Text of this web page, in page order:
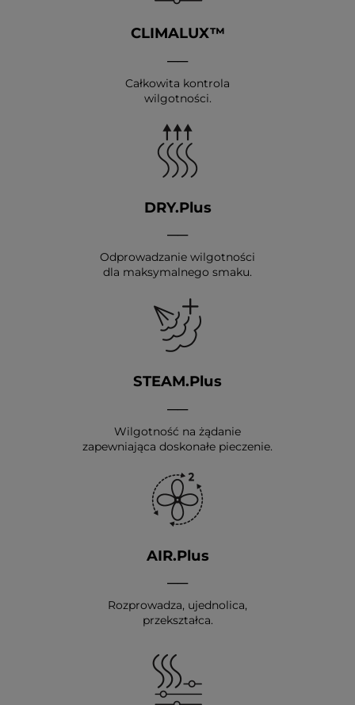
CLIMALUX™
Całkowita kontrola
wilgotności.
DRY.Plus
Odprowadzanie wilgotności
dla maksymalnego smaku.
STEAM.Plus
Wilgotność na żądanie
zapewniająca doskonałe pieczenie.
AIR.Plus
Rozprowadza, ujednolica,
przekształca.